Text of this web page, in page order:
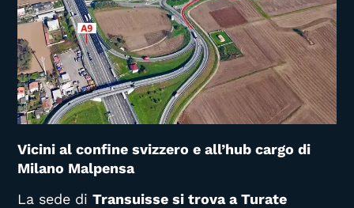
Vicini al confine svizzero e all’hub cargo di
Milano Malpensa
La sede diTransuisse si trova a Turate